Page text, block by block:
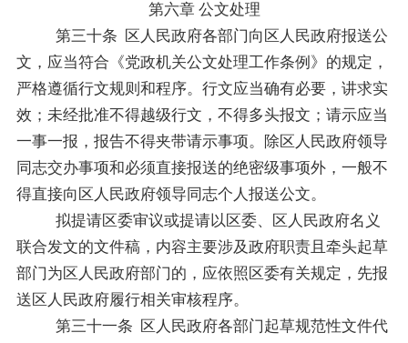
第六章 公文处理
第三十条
区 人民政府各部门向区人民政府报送公
文，应当符合《党政机关公文处理工作条例》的规定，
严格遵循行文规则和程序。行文应当确有必要，讲求实
效；未经批准不得越级行文，不得多头报文；请示应当
一事一报，报告不得夹带请示事项。除区人民政府领导
同志交办事项和必须直接报送的绝密级事项外，一般不
得直接向区人民政府领导同志个人报送公文。
拟提请区委审议或提请以区委、区人民政府名义
联合发文的文件稿，内容主要涉及政府职责且牵头起草
部门为区人民政府部门的，应依照区委有关规定，先报
送区人民政府履行相关审核程序。
第三十一条
区人民政府各部门起草规范性文件代